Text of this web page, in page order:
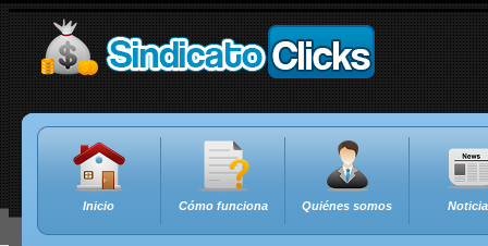
Inicio Cómo funciona Quiénes somos